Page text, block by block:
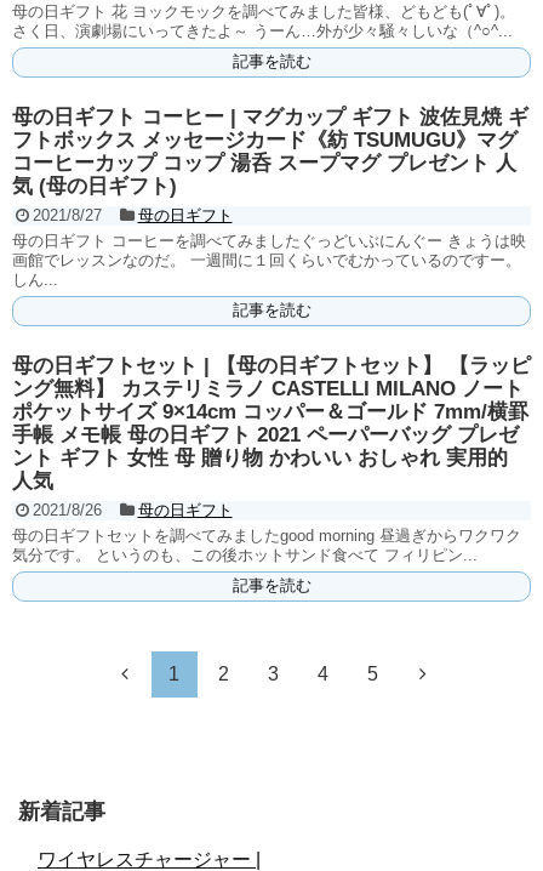
母の日ギフト 花 ヨックモックを調べてみました皆様、どもども(ﾟ∀ﾟ)。
さく日、演劇場にいってきたよ～ うーん…外が少々騒々しいな（^○^...
記事を読む
母の日ギフト コーヒー | マグカップ ギフト 波佐見焼 ギ
フトボックス メッセージカード《紡 TSUMUGU》マグ
コーヒーカップ コップ 湯呑 スープマグ プレゼント 人
気 (母の日ギフト)
2021/8/27
母の日ギフト
母の日ギフト コーヒーを調べてみましたぐっどいぶにんぐー きょうは映
画館でレッスンなのだ。 一週間に１回くらいでむかっているのですー。
しん...
記事を読む
母の日ギフトセット | 【母の日ギフトセット】 【ラッピ
ング無料】 カステリミラノ CASTELLI MILANO ノート
ポケットサイズ 9×14cm コッパー＆ゴールド 7mm/横罫
手帳 メモ帳 母の日ギフト 2021 ペーパーバッグ プレゼ
ント ギフト 女性 母 贈り物 かわいい おしゃれ 実用的
人気
2021/8/26
母の日ギフト
母の日ギフトセットを調べてみましたgood morning 昼過ぎからワクワク
気分です。 というのも、この後ホットサンド食べて フィリピン...
記事を読む
1 2 3 4 5
新着記事
ワイヤレスチャージャー |